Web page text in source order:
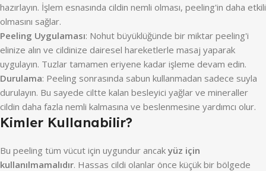
hazırlayın. İşlem esnasında cildin nemli olması, peeling'in daha etkili
olmasını sağlar.
Peeling Uygulaması: Nohut büyüklüğünde bir miktar peeling'i
elinize alın ve cildinize dairesel hareketlerle masaj yaparak
uygulayın. Tuzlar tamamen eriyene kadar işleme devam edin.
Durulama: Peeling sonrasında sabun kullanmadan sadece suyla
durulayın. Bu sayede ciltte kalan besleyici yağlar ve mineraller
cildin daha fazla nemli kalmasına ve beslenmesine yardımcı olur.
Kimler Kullanabilir?
Bu peeling tüm vücut için uygundur ancak yüz için
kullanılmamalıdır. Hassas cildi olanlar önce küçük bir bölgede